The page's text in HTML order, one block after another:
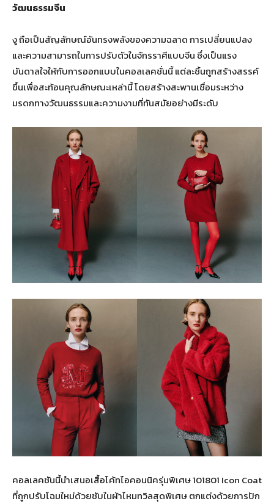
วัฒนธรรมจีน
งู ถือเป็นสัญลักษณ์อันทรงพลังของความฉลาด การเปลี่ยนแปลง
และความสามารถในการปรับตัวในจักรราศีแบบจีน ซึ่งเป็นแรง
บันดาลใจให้กับการออกแบบในคอลเลคชั่นนี้ แต่ละชิ้นถูกสร้างสรรค์
ขึ้นเพื่อสะท้อนคุณลักษณะเหล่านี้ โดยสร้างสะพานเชื่อมระหว่าง
มรดกทางวัฒนธรรมและความงามที่ทันสมัยอย่างมีระดับ
คอลเลคชันนี้นำเสนอเสื้อโค้ทไอคอนนิครุ่นพิเศษ 101801 Icon Coat
ที่ถูกปรับโฉมใหม่ด้วยซับในผ้าไหมทวิลสุดพิเศษ ตกแต่งด้วยการปัก